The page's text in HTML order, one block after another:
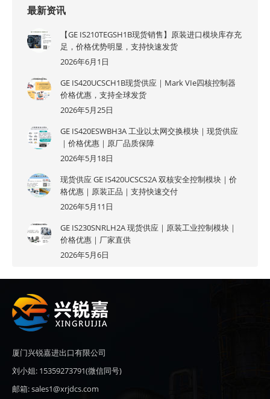
最新资讯
【GE IS210TEGSH1B现货销售】原装进口模块库存充
足，价格优势明显，支持快速发货
2026年6月1日
GE IS420UCSCH1B现货供应｜Mark VIe四核控制器
价格优惠，支持全球发货
2026年5月25日
GE IS420ESWBH3A 工业以太网交换模块｜现货供应
｜价格优惠｜原厂品质保障
2026年5月18日
现货供应 GE IS420UCSCS2A 双核安全控制模块｜价
格优惠｜原装正品｜支持快速交付
2026年5月11日
GE IS230SNRLH2A 现货供应｜原装工业控制模块｜
价格优惠｜厂家直供
2026年5月6日
厦门兴锐嘉进出口有限公司
刘小姐: 15359273791(微信同号)
邮箱: sales1@xrjdcs.com